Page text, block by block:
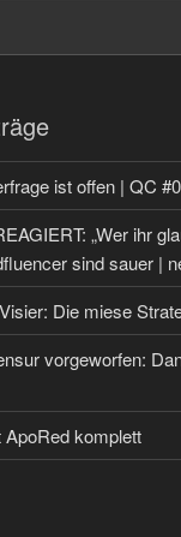
ist offen | QC
„Wer ihr
sind sauer |
Die miese
vorgeworfen:
komplett